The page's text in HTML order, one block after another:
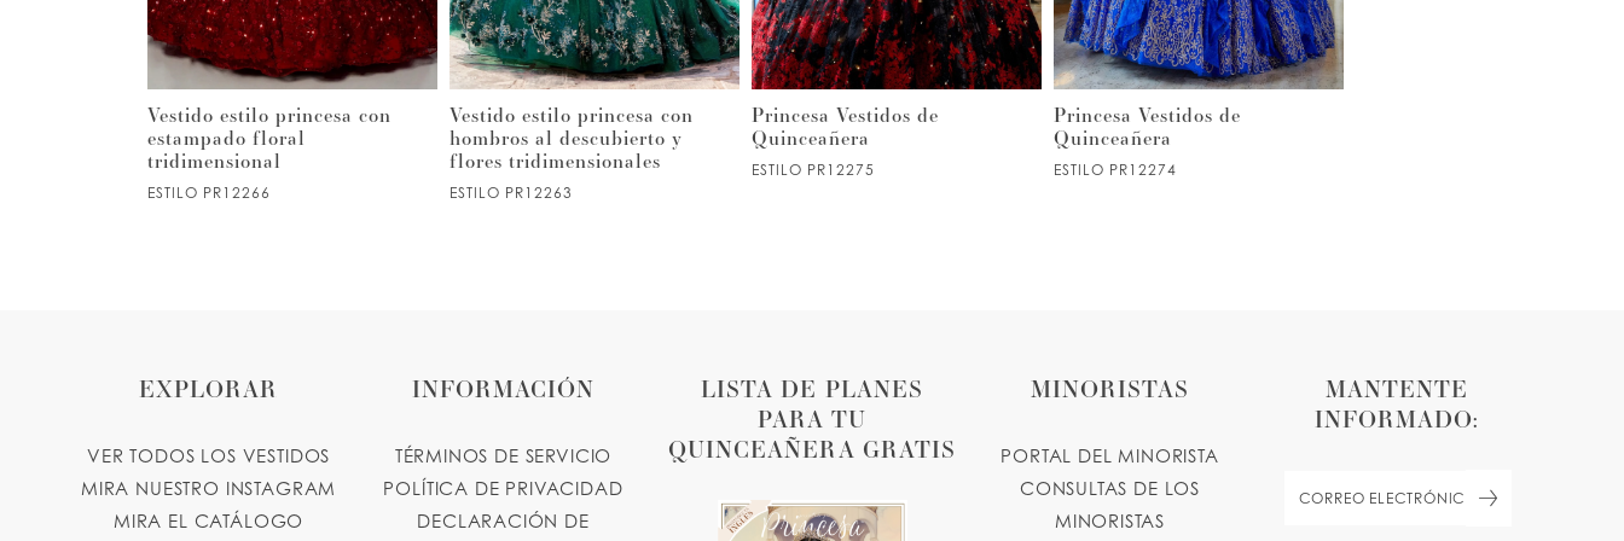
4
5
6
11
Vestido estilo princesa con
estampado floral
tridimensional
ESTILO PR12266
Vestido estilo princesa con
hombros al descubierto y
flores tridimensionales
ESTILO PR12263
Princesa Vestidos de
Quinceañera
ESTILO PR12275
Princesa Vestidos de
Quinceañera
ESTILO PR12274
LISTA DE PLANES
PARA TU
QUINCEAÑERA GRATIS
EXPLORAR
VER TODOS LOS VESTIDOS
MIRA NUESTRO INSTAGRAM
MIRA EL CATÁLOGO
INFORMACIÓN
TÉRMINOS DE SERVICIO
POLÍTICA DE PRIVACIDAD
DECLARACIÓN DE
MINORISTAS
PORTAL DEL MINORISTA
CONSULTAS DE LOS
MINORISTAS
MANTENTE
INFORMADO: